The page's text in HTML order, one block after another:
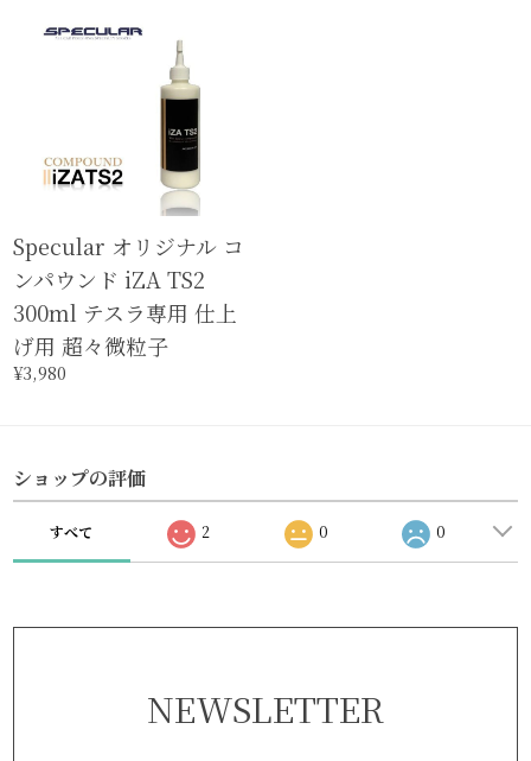
Specular オリジナル コ
ンパウンド iZA TS2
300ml テスラ専用 仕上
げ用 超々微粒子
¥3,980
ショップの評価
すべて 2 0 0
NEWSLETTER